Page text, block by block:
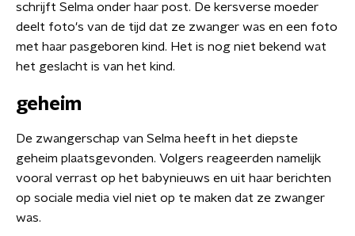
schrijft Selma onder haar post. De kersverse moeder
deelt foto's van de tijd dat ze zwanger was en een foto
met haar pasgeboren kind. Het is nog niet bekend wat
het geslacht is van het kind.
geheim
De zwangerschap van Selma heeft in het diepste
geheim plaatsgevonden. Volgers reageerden namelijk
vooral verrast op het babynieuws en uit haar berichten
op sociale media viel niet op te maken dat ze zwanger
was.